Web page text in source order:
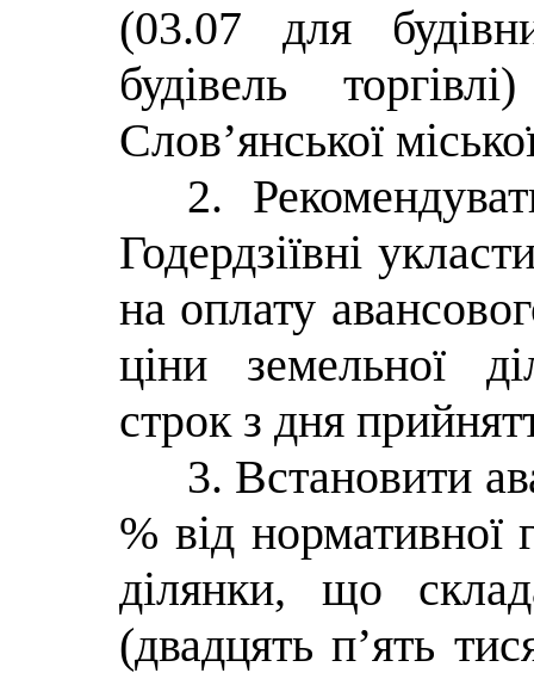
(03.07 для
будівель
Слов’янської
2.
Годердзіївні
на оплату
ціни земельної
строк з дня
3. Встановити
% від нормативної
ділянки, що
(двадцять п’ять